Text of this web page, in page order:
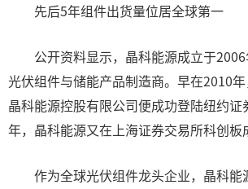
先后5年组件出货量位居全球第一
公开资料显示，晶科能源成立于
光伏组件与储能产品制造商。早在2010
晶科能源控股有限公司便成功登陆纽约证
年，晶科能源又在上海证券交易所科创板
作为全球光伏组件龙头企业，晶科能